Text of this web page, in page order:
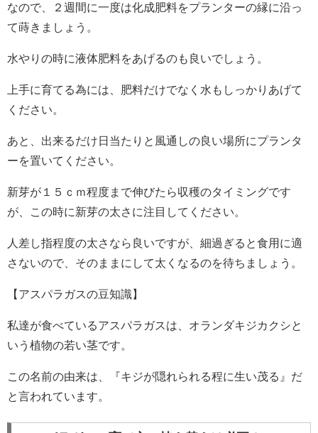
なので、２週間に一度は化成肥料をプランターの縁に沿っ
て蒔きましょう。
水やりの時に液体肥料をあげるのも良いでしょう。
上手に育てる為には、肥料だけでなく水もしっかりあげて
ください。
あと、出来るだけ日当たりと風通しの良い場所にプランタ
ーを置いてください。
新芽が１５ｃｍ程度まで伸びたら収穫のタイミングです
が、この時に新芽の太さに注目してください。
人差し指程度の太さなら良いですが、細過ぎると食用に適
さないので、そのままにして太くなるのを待ちましょう。
【アスパラガスの豆知識】
私達が食べているアスパラガスは、オランダキジカクシと
いう植物の若い茎です。
この名前の由来は、『キジが隠れられる程に生い茂る』だ
と言われています。